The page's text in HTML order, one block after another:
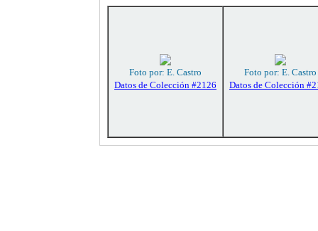
Foto por: E. Castro
Datos de Colección #2126
Foto por: E. Castro
Datos de Colección